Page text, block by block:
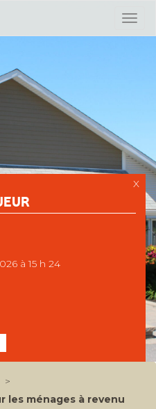
X
à 15 h 24
>
les ménages à revenu